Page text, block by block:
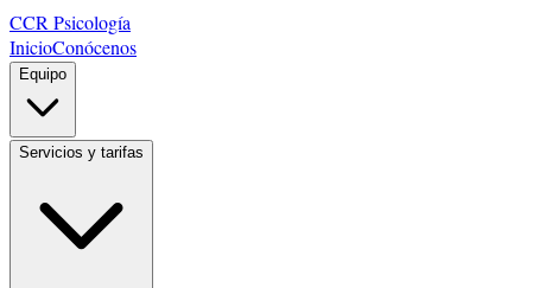
CCR Psicología
InicioConócenos
Equipo
Servicios y tarifas